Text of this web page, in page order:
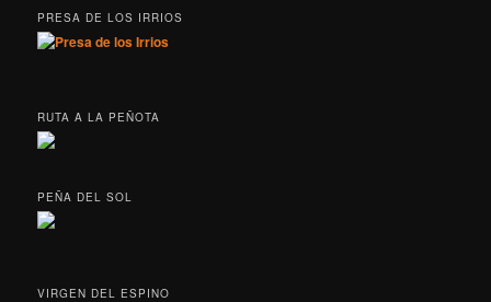
PRESA DE LOS IRRIOS
RUTA A LA PEÑOTA
PEÑA DEL SOL
VIRGEN DEL ESPINO